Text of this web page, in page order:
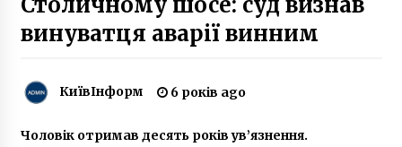
7 років ago
6 років ago
Вісім будинків в центрі Києва залишились
винуватця аварії винним
КиївІнформ 6 років ago
Чоловік отримав десять років ув’язнення.